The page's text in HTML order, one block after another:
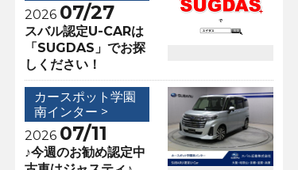
2026 07/27
スバル認定U-CARは
「SUGDAS」でお探
しください！
カースポット学園
南インター >
2026 07/11
♪今週のお勧め認定中